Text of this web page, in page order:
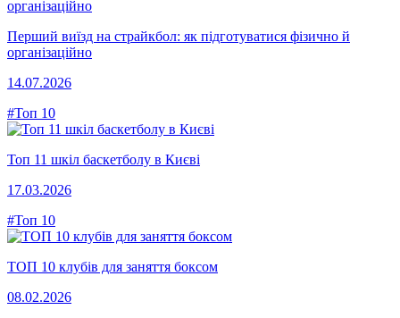
Перший виїзд на страйкбол: як підготуватися фізично й
організаційно
14.07.2026
#Топ 10
Топ 11 шкіл баскетболу в Києві
17.03.2026
#Топ 10
ТОП 10 клубів для заняття боксом
08.02.2026